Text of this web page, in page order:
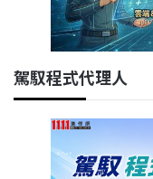
駕馭程式代理人